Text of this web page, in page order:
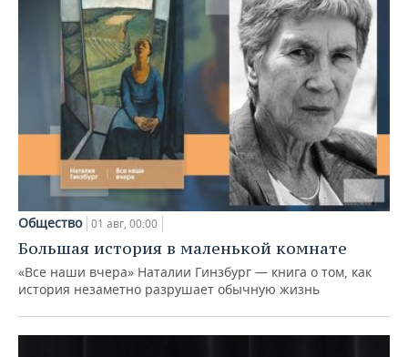
Общество 01 авг, 00:00
Большая история в маленькой комнате
«Все наши вчера» Наталии Гинзбург — книга о том, как
история незаметно разрушает обычную жизнь